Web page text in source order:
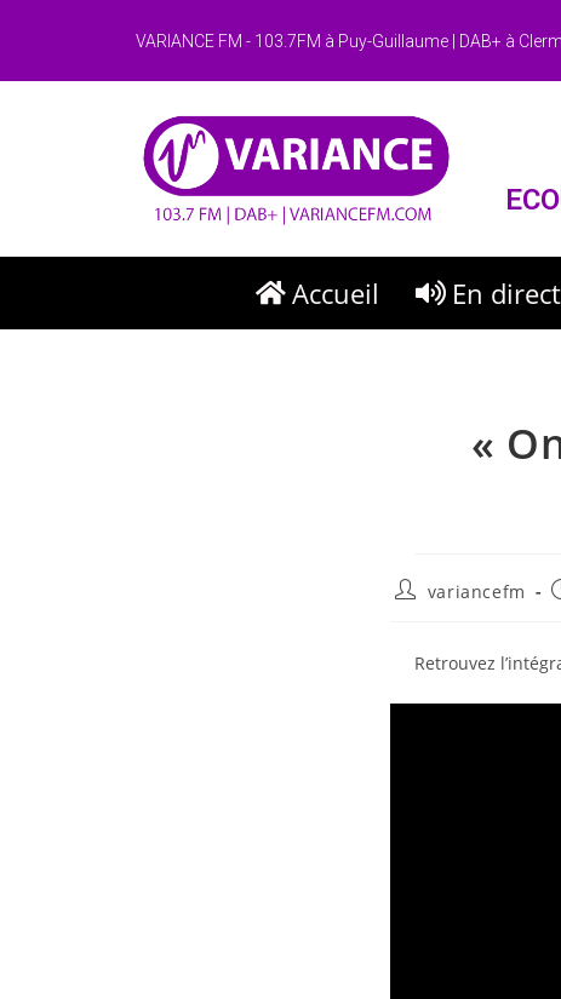
VARIANCE FM - 103.7FM à Puy-Guillaume | DAB+ à
Accueil En direct
«
variancefm
Retrouvez